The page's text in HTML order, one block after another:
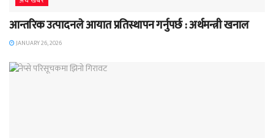
आन्तरिक उत्पादनले आयात प्रतिस्थापन गर्नुपर्छ : अर्थमन्त्री खनाल
JANUARY 26, 2026